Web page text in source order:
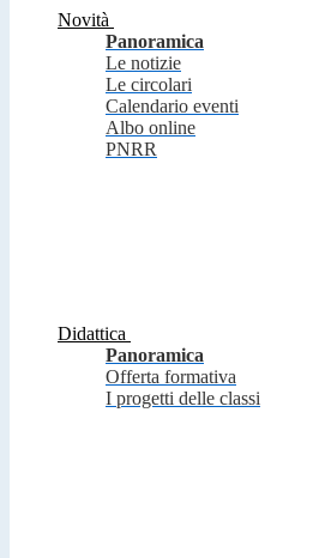
Novità
Panoramica
Le notizie
Le circolari
Calendario eventi
Albo online
PNRR
Didattica
Panoramica
Offerta formativa
I progetti delle classi